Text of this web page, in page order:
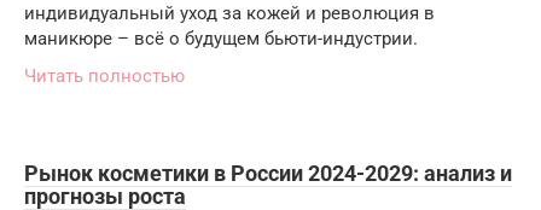
индивидуальный уход за кожей и революция в
маникюре – всё о будущем бьюти-индустрии.
Читать полностью
Рынок косметики в России 2024-2029: анализ и
прогнозы роста